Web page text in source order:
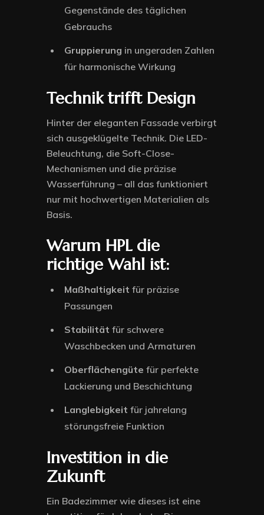
Gegenstände des täglichen
Gebrauchs
Gruppierung in ungeraden Zahlen
für harmonische Wirkung
Technik trifft Design
Hinter der eleganten Fassade verbirgt
sich ausgeklügelte Technik. Die LED-
Beleuchtung, die Soft-Close-
Mechanismen und die präzise
Wasserführung – all das funktioniert
nur mit hochwertigen Materialien als
Basis.
Warum HPL die
richtige Wahl ist:
Maßhaltigkeit für präzise
Passungen
Stabilität für schwere
Waschbecken und Armaturen
Oberflächengüte für perfekte
Lackierung und Beschichtung
Langlebigkeit für jahrelang
störungsfreie Funktion
Investition in die
Zukunft
Ein Badezimmer wie dieses ist eine